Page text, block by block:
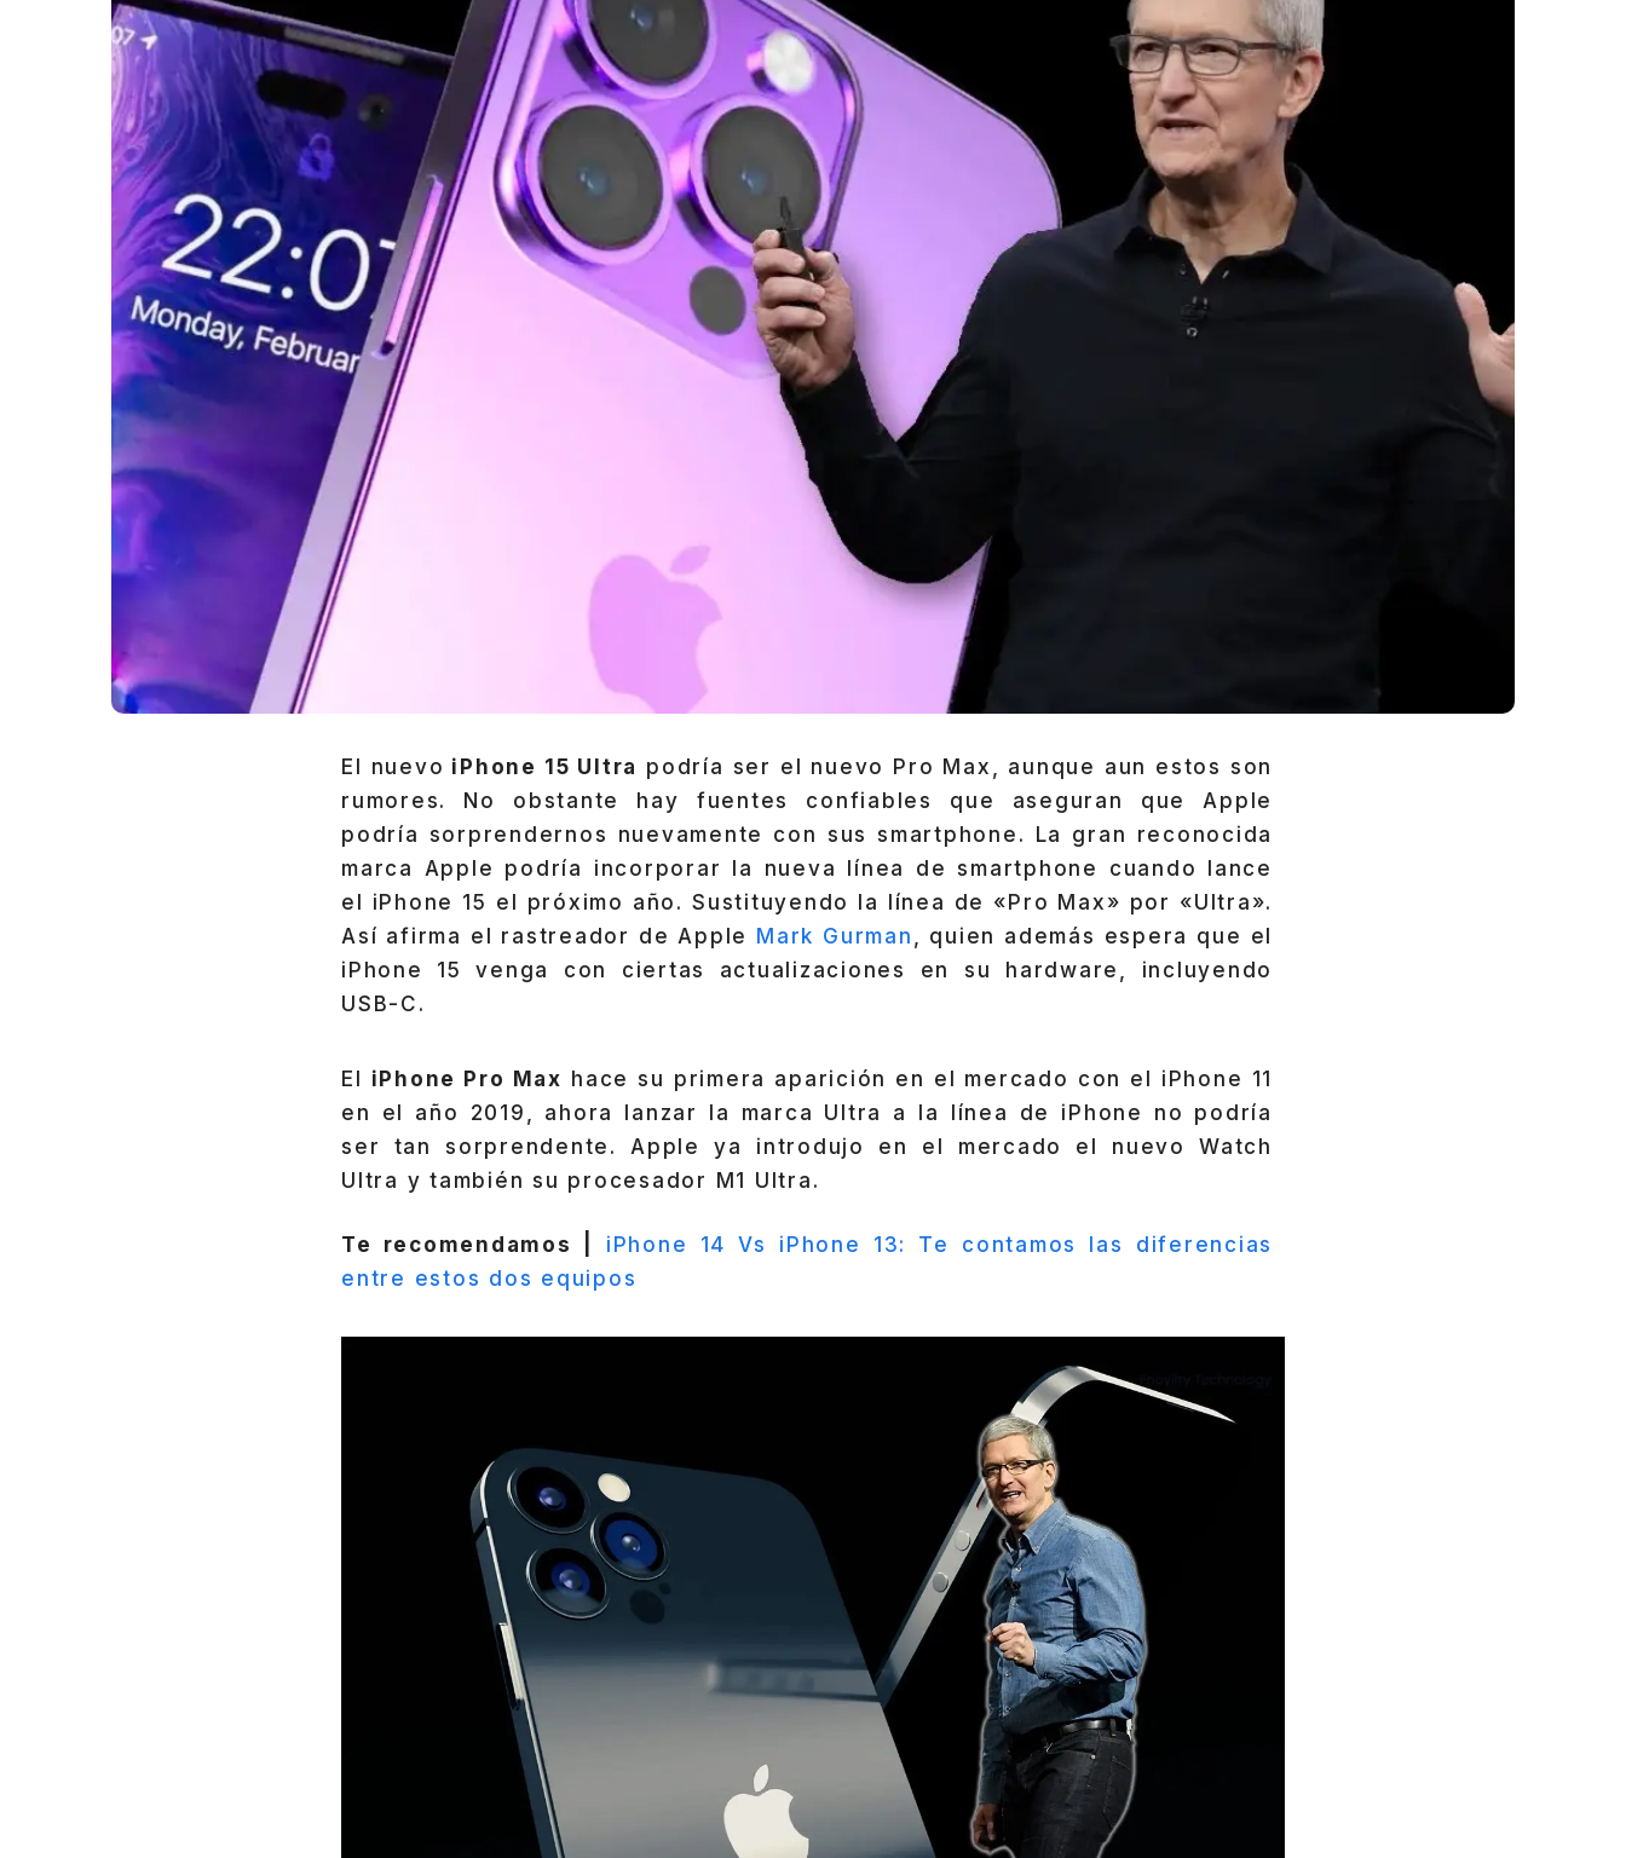
El nuevo iPhone 15 Ultra podría ser el nuevo Pro Max, aunque aun estos son
rumores. No obstante hay fuentes confiables que aseguran que Apple
podría sorprendernos nuevamente con sus smartphone. La gran reconocida
marca Apple podría incorporar la nueva línea de smartphone cuando lance
el iPhone 15 el próximo año. Sustituyendo la línea de «Pro Max» por «Ultra».
Así afirma el rastreador de Apple Mark Gurman , quien además espera que el
iPhone 15 venga con ciertas actualizaciones en su hardware, incluyendo
USB-C.
El iPhone Pro Max hace su primera aparición en el mercado con el iPhone 11
en el año 2019, ahora lanzar la marca Ultra a la línea de iPhone no podría
ser tan sorprendente. Apple ya introdujo en el mercado el nuevo Watch
Ultra y también su procesador M1 Ultra.
Te recomendamos |
iPhone 14 Vs iPhone 13: Te contamos las diferencias
entre estos dos equipos